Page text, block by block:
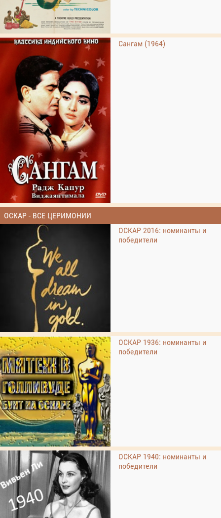
Сангам (1964)
ОСКАР - ВСЕ ЦЕРИМОНИИ
ОСКАР 2016: номинанты и
победители
ОСКАР 1936: номинанты и
победители
ОСКАР 1940: номинанты и
победители